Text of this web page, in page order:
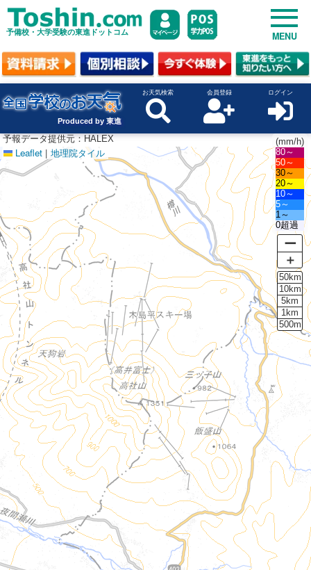
予備校・大学受験の東進ドットコム MENU
Produced by 東進
お天気検索 会員登録 ログイン
Leaflet | 地理院タイル
(mm/h)
80～
50～
30～
20～
10～
5～
1～
0超過
ー
＋
50km
10km
5km
1km
500m
予報データ提供元：HALEX